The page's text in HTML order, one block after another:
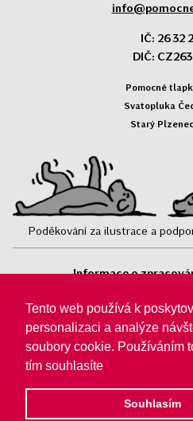
Tento web používá k
personalizaci a analýze
soubory cookie. Používáním
tím souhlasíte
Souhlasím
IČ: 26 32
DIČ:
Pomocné
Svatopluka
Starý
Poděkování za ilustrace a
Informace o
Sledujte nás:
Pomocné tlapky o. p. s.® jsou